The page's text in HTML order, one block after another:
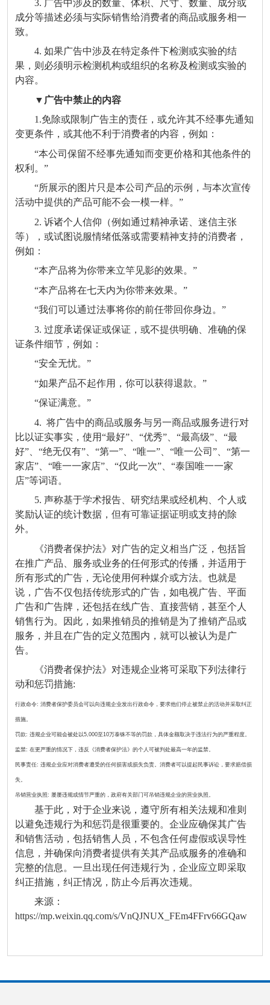
3. 广告中涉及的数量、体积、尺寸、数量、成分或
成分等描述必须与实际销售给消费者的商品或服务相一
致。
4. 如果广告中涉及在特定条件下检测或实验的结
果，则必须明示检测机构或组织的名称及检测或实验的
内容。
▼广告中禁止的内容
1.免除或限制广告主的责任，或允许其不经事先通知
变更条件，或其他不利于消费者的内容，例如：
“本公司保留不经事先通知而变更价格和其他条件的
权利。”
“所展示的图片只是本公司产品的示例，与本次宣传
活动中提供的产品可能不会一模一样。”
2. 诉诸个人信仰（例如通过精神承诺、迷信主张
等），或试图说服情绪低落或需要精神支持的消费者，
例如：
“本产品将为你带来立竿见影的效果。”
“本产品将在七天内为你带来效果。”
“我们可以通过法事将你的前任带回你身边。”
3. 过度承诺保证或保证，或不提供明确、准确的保
证条件细节，例如：
“安全无忧。”
“如果产品不起作用，你可以获得退款。”
“保证满意。”
4. 将广告中的商品或服务与另一商品或服务进行对
比以证实事实，使用“最好”、“优秀”、“最高级”、“最
好”、“绝无仅有”、“第一”、“唯一”、“唯一公司”、“第一
家店”、“唯一一家店”、“仅此一次”、“泰国唯一一家
店”等词语。
5. 声称基于学术报告、研究结果或经机构、个人或
奖励认证的统计数据，但有可靠证据证明或支持的除
外。
《消费者保护法》对广告的定义相当广泛，包括旨
在推广产品、服务或业务的任何形式的传播，并适用于
所有形式的广告，无论使用何种媒介或方法。也就是
说，广告不仅包括传统形式的广告，如电视广告、平面
广告和广告牌，还包括在线广告、直接营销，甚至个人
销售行为。因此，如果推销员的推销是为了推销产品或
服务，并且在广告的定义范围内，就可以被认为是广
告。
《消费者保护法》对违规企业将可采取下列法律行
动和惩罚措施:
行政命令: 消费者保护委员会可以向违规企业发出行政命令，要求他们停止被禁止的活动并采取纠正
措施。
罚款: 违规企业可能会被处以5,000至10万泰铢不等的罚款，具体金额取决于违法行为的严重程度。
监禁: 在更严重的情况下，违反《消费者保护法》的个人可被判处最高一年的监禁。
民事责任: 违规企业应对消费者遭受的任何损害或损失负责。消费者可以提起民事诉讼，要求赔偿损
失。
吊销营业执照: 屡屡违规或情节严重的，政府有关部门可吊销违规企业的营业执照。
基于此，对于企业来说，遵守所有相关法规和准则
以避免违规行为和惩罚是很重要的。企业应确保其广告
和销售活动，包括销售人员，不包含任何虚假或误导性
信息，并确保向消费者提供有关其产品或服务的准确和
完整的信息。一旦出现任何违规行为，企业应立即采取
纠正措施，纠正情况，防止今后再次违规。
来源：
https://mp.weixin.qq.com/s/VnQJNUX_FEm4FFrv66GQaw